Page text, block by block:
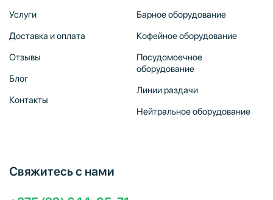
Услуги
Доставка и оплата
Отзывы
Блог
Контакты
Барное оборудование
Кофейное оборудование
Посудомоечное
оборудование
Линии раздачи
Нейтральное оборудование
Свяжитесь с нами